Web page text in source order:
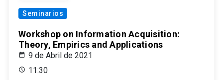
Seminarios
Workshop on Information Acquisition:
Theory, Empirics and Applications
9 de Abril de 2021
11:30